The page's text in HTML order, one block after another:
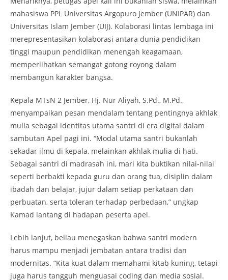
mahasiswa PPL Universitas Argopuro Jember (UNIPAR) dan
Universitas Islam Jember (UIJ). Kolaborasi lintas lembaga ini
merepresentasikan kolaborasi antara dunia pendidikan
tinggi maupun pendidikan menengah keagamaan,
memperlihatkan semangat gotong royong dalam
membangun karakter bangsa.
Kepala MTsN 2 Jember, Hj. Nur Aliyah, S.Pd., M.Pd.,
menyampaikan pesan mendalam tentang pentingnya akhlak
mulia sebagai identitas utama santri di era digital dalam
sambutan Apel pagi ini. “Modal utama santri bukanlah
sekadar ilmu di kepala, melainkan akhlak mulia di hati.
Sebagai santri di madrasah ini, mari kita buktikan nilai-nilai
seperti berbakti kepada guru dan orang tua, disiplin dalam
ibadah dan belajar, jujur dalam setiap perkataan dan
perbuatan, serta toleran terhadap perbedaan,” ungkap
Kamad lantang di hadapan peserta apel.
Lebih lanjut, beliau menegaskan bahwa santri modern
harus mampu menjadi jembatan antara tradisi dan
modernitas. “Kita kuat dalam memahami kitab kuning, tetapi
juga harus tangguh menguasai coding dan media sosial.